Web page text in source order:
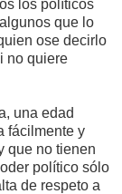
los políticos
que lo
ose decirlo
no quiere
una edad
fácilmente y
que no tienen
político sólo
de respeto a